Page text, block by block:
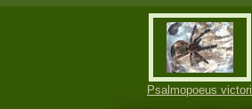
Psalmopoeus victori